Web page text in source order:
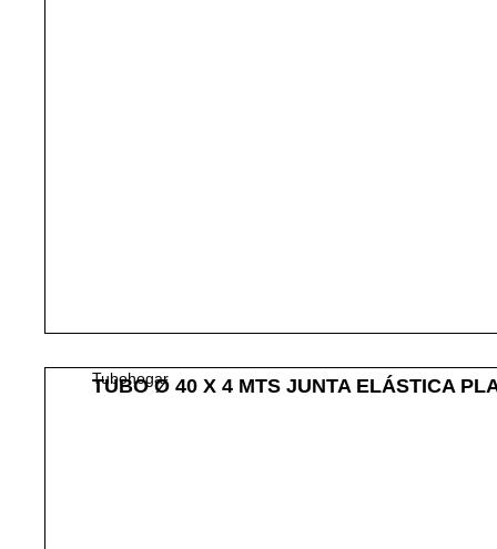
Tubohogar
TUBO Ø 40 X 4 MTS JUNTA ELÁSTICA